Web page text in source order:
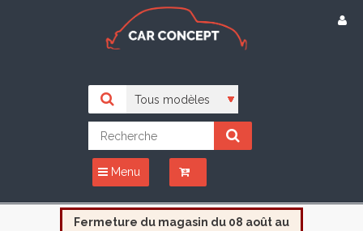
Menu
Fermeture du magasin du 08 août au